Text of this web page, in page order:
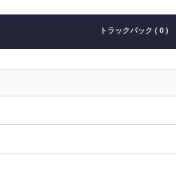
トラックバック ( 0 )